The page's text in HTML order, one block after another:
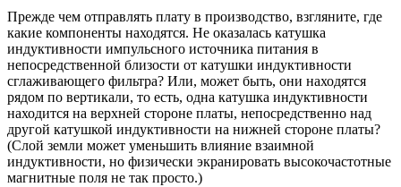
Прежде чем отправлять плату в производство, взгляните, где
какие компоненты находятся. Не оказалась катушка
индуктивности импульсного источника питания в
непосредственной близости от катушки индуктивности
сглаживающего фильтра? Или, может быть, они находятся
рядом по вертикали, то есть, одна катушка индуктивности
находится на верхней стороне платы, непосредственно над
другой катушкой индуктивности на нижней стороне платы?
(Слой земли может уменьшить влияние взаимной
индуктивности, но физически экранировать высокочастотные
магнитные поля не так просто.)